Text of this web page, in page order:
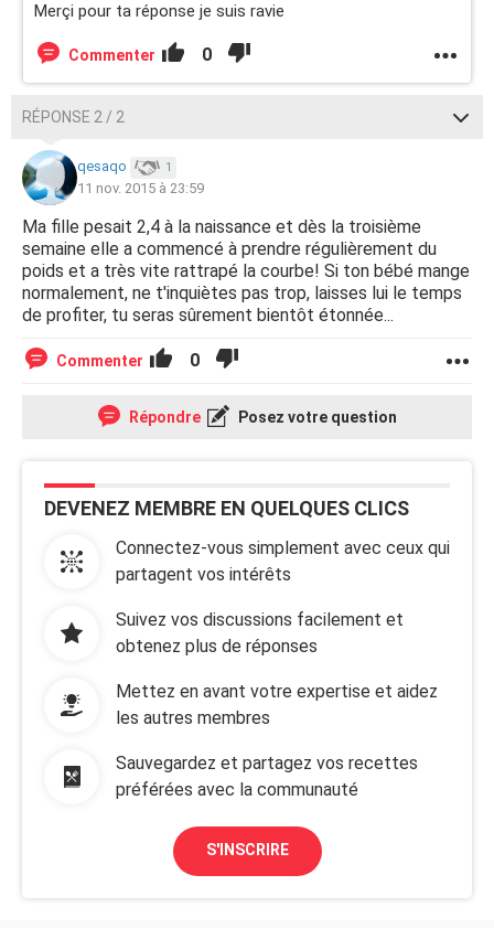
Merçi pour ta réponse je suis ravie
Commenter 0
RÉPONSE 2 / 2
qesaqo 1
11 nov. 2015 à 23:59
Ma fille pesait 2,4 à la naissance et dès la troisième
semaine elle a commencé à prendre régulièrement du
poids et a très vite rattrapé la courbe! Si ton bébé mange
normalement, ne t'inquiètes pas trop, laisses lui le temps
de profiter, tu seras sûrement bientôt étonnée...
Commenter 0
Répondre Posez votre question
DEVENEZ MEMBRE EN QUELQUES CLICS
Connectez-vous simplement avec ceux qui
partagent vos intérêts
Suivez vos discussions facilement et
obtenez plus de réponses
Mettez en avant votre expertise et aidez
les autres membres
Sauvegardez et partagez vos recettes
préférées avec la communauté
S'INSCRIRE